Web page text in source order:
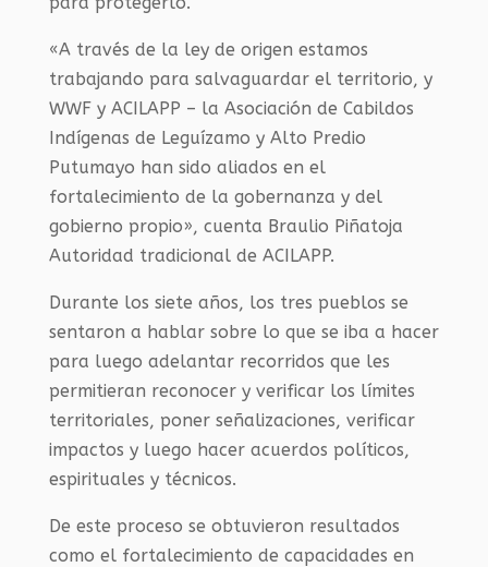
«A través de la ley de origen estamos
trabajando para salvaguardar el territorio, y
WWF y ACILAPP – la Asociación de Cabildos
Indígenas de Leguízamo y Alto Predio
Putumayo han sido aliados en el
fortalecimiento de la gobernanza y del
gobierno propio», cuenta Braulio Piñatoja
Autoridad tradicional de ACILAPP.
Durante los siete años, los tres pueblos se
sentaron a hablar sobre lo que se iba a hacer
para luego adelantar recorridos que les
permitieran reconocer y verificar los límites
territoriales, poner señalizaciones, verificar
impactos y luego hacer acuerdos políticos,
espirituales y técnicos.
De este proceso se obtuvieron resultados
como el fortalecimiento de capacidades en